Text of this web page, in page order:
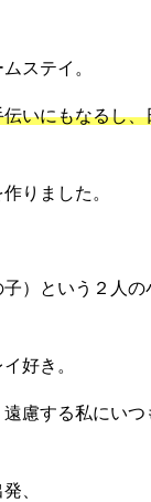
ステイ。
いにもなるし
りました。
）という２人
好き。
慮する私にいつ
、